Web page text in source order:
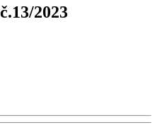
2023